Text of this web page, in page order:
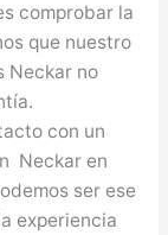
comprobar la
que nuestro
Neckar no
con un
Neckar en
ser ese
experiencia